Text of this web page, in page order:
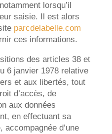
lorsqu’il
saisie. Il est alors
parcdelabelle.com
ces informations.
des articles 38 et
6 janvier 1978 relative
et aux libertés, tout
d’accès, de
aux données
en effectuant sa
accompagnée d’une